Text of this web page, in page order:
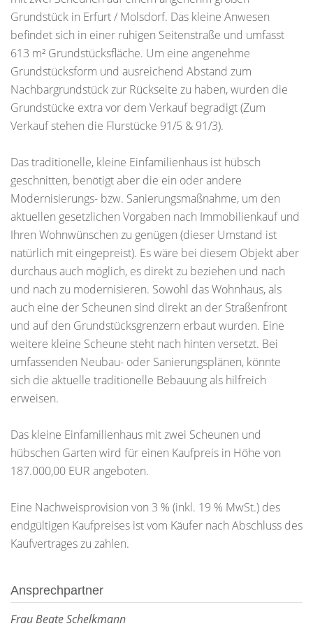
Grundstück in Erfurt / Molsdorf. Das kleine Anwesen
befindet sich in einer ruhigen Seitenstraße und umfasst
613 m² Grundstücksfläche. Um eine angenehme
Grundstücksform und ausreichend Abstand zum
Nachbargrundstück zur Rückseite zu haben, wurden die
Grundstücke extra vor dem Verkauf begradigt (Zum
Verkauf stehen die Flurstücke 91/5 & 91/3).
Das traditionelle, kleine Einfamilienhaus ist hübsch
geschnitten, benötigt aber die ein oder andere
Modernisierungs- bzw. Sanierungsmaßnahme, um den
aktuellen gesetzlichen Vorgaben nach Immobilienkauf und
Ihren Wohnwünschen zu genügen (dieser Umstand ist
natürlich mit eingepreist). Es wäre bei diesem Objekt aber
durchaus auch möglich, es direkt zu beziehen und nach
und nach zu modernisieren. Sowohl das Wohnhaus, als
auch eine der Scheunen sind direkt an der Straßenfront
und auf den Grundstücksgrenzern erbaut wurden. Eine
weitere kleine Scheune steht nach hinten versetzt. Bei
umfassenden Neubau- oder Sanierungsplänen, könnte
sich die aktuelle traditionelle Bebauung als hilfreich
erweisen.
Das kleine Einfamilienhaus mit zwei Scheunen und
hübschen Garten wird für einen Kaufpreis in Höhe von
187.000,00 EUR angeboten.
Eine Nachweisprovision von 3 % (inkl. 19 % MwSt.) des
endgültigen Kaufpreises ist vom Käufer nach Abschluss des
Kaufvertrages zu zahlen.
Ansprechpartner
Frau Beate Schelkmann